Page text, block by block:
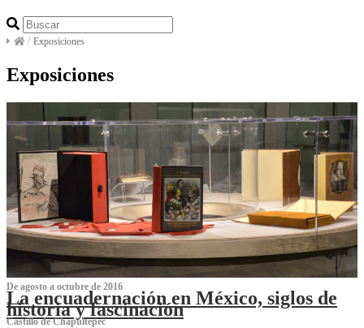
/ Exposiciones
Exposiciones
De agosto a octubre de 2016
La encuadernación en México, siglos de
historia y fascinación
Castillo de Chapultepec